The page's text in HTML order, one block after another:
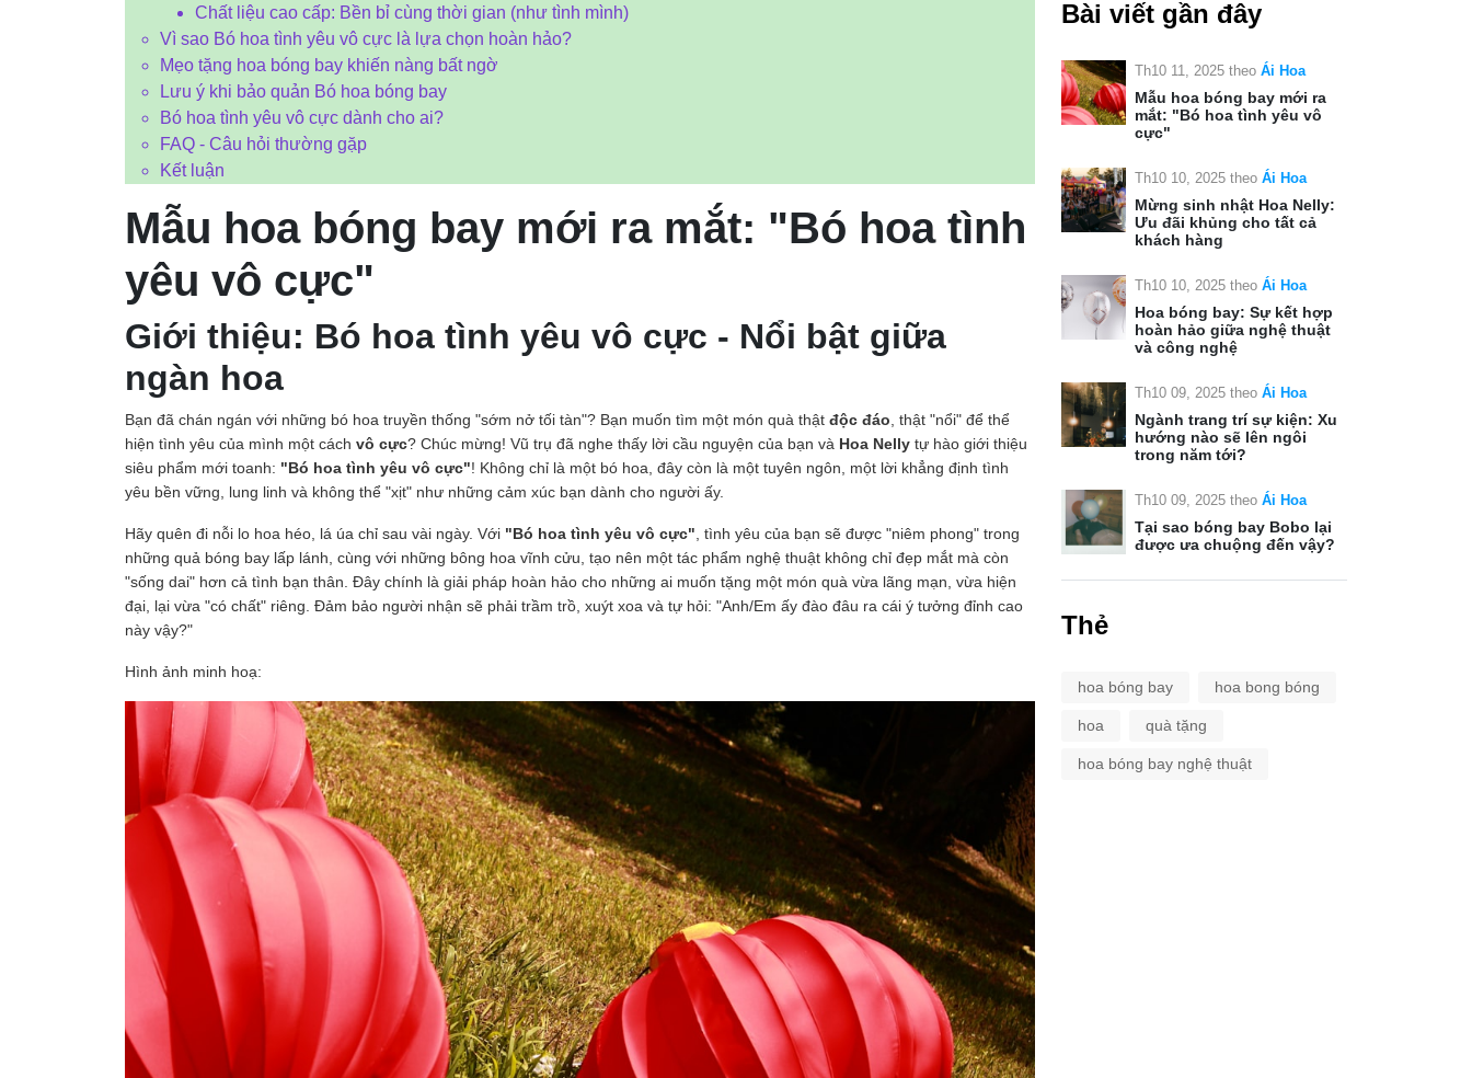
Chất liệu cao cấp: Bền bỉ cùng thời gian (như tình mình)
Vì sao Bó hoa tình yêu vô cực là lựa chọn hoàn hảo?
Mẹo tặng hoa bóng bay khiến nàng bất ngờ
Lưu ý khi bảo quản Bó hoa bóng bay
Bó hoa tình yêu vô cực dành cho ai?
FAQ - Câu hỏi thường gặp
Kết luận
Mẫu hoa bóng bay mới ra mắt: "Bó hoa tình
yêu vô cực"
Giới thiệu: Bó hoa tình yêu vô cực - Nổi bật giữa
ngàn hoa
Bạn đã chán ngán với những bó hoa truyền thống "sớm nở tối tàn"? Bạn muốn tìm một món quà thật độc đáo , thật "nổi" để thể
hiện tình yêu của mình một cách vô cực? Chúc mừng! Vũ trụ đã nghe thấy lời cầu nguyện của bạn và Hoa Nelly tự hào giới thiệu
siêu phẩm mới toanh: "Bó hoa tình yêu vô cực"! Không chỉ là một bó hoa, đây còn là một tuyên ngôn, một lời khẳng định tình
yêu bền vững, lung linh và không thể "xịt" như những cảm xúc bạn dành cho người ấy.
Hãy quên đi nỗi lo hoa héo, lá úa chỉ sau vài ngày. Với "Bó hoa tình yêu vô cực" , tình yêu của bạn sẽ được "niêm phong" trong
những quả bóng bay lấp lánh, cùng với những bông hoa vĩnh cửu, tạo nên một tác phẩm nghệ thuật không chỉ đẹp mắt mà còn
"sống dai" hơn cả tình bạn thân. Đây chính là giải pháp hoàn hảo cho những ai muốn tặng một món quà vừa lãng mạn, vừa hiện
đại, lại vừa "có chất" riêng. Đảm bảo người nhận sẽ phải trầm trồ, xuýt xoa và tự hỏi: "Anh/Em ấy đào đâu ra cái ý tưởng đỉnh cao
này vậy?"
Hình ảnh minh hoạ:
Bài viết gần đây
Th10 11, 2025 theo Ái Hoa
Mẫu hoa bóng bay mới ra
mắt: "Bó hoa tình yêu vô
cực"
Th10 10, 2025 theo Ái Hoa
Mừng sinh nhật Hoa Nelly:
Ưu đãi khủng cho tất cả
khách hàng
Th10 10, 2025 theo Ái Hoa
Hoa bóng bay: Sự kết hợp
hoàn hảo giữa nghệ thuật
và công nghệ
Th10 09, 2025 theo Ái Hoa
Ngành trang trí sự kiện: Xu
hướng nào sẽ lên ngôi
trong năm tới?
Th10 09, 2025 theo Ái Hoa
Tại sao bóng bay Bobo lại
được ưa chuộng đến vậy?
Thẻ
hoa bóng bay hoa bong bóng
hoa quà tặng
hoa bóng bay nghệ thuật